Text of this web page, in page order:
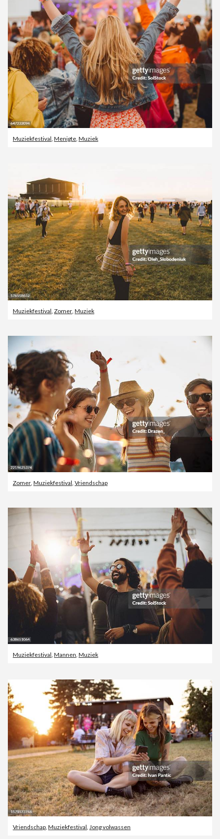
Muziekfestival, Menigte, Muziek
Muziekfestival Zomer Muziek
Zomer, Muziekfestival, Vriendschap
Muziekfestival, Mannen, Muziek
Vriendschap Muziekfestival Jong volwassen